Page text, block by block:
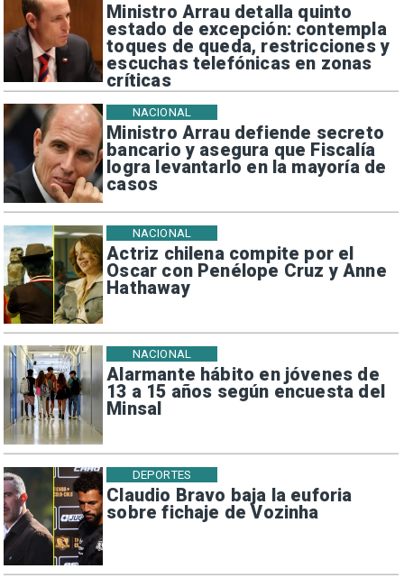
Ministro Arrau detalla quinto
estado de excepción: contempla
toques de queda, restricciones y
escuchas telefónicas en zonas
críticas
Ministro Arrau defiende secreto
bancario y asegura que Fiscalía
logra levantarlo en la mayoría de
casos
NACIONAL
Actriz chilena compite por el
Oscar con Penélope Cruz y Anne
Hathaway
NACIONAL
Alarmante hábito en jóvenes de
13 a 15 años según encuesta del
Minsal
NACIONAL
Claudio Bravo baja la euforia
sobre fichaje de Vozinha
DEPORTES